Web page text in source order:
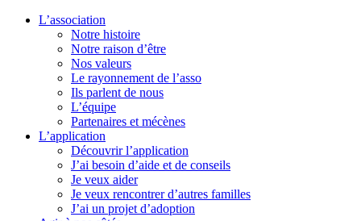
L’association
Notre histoire
Notre raison d’être
Nos valeurs
Le rayonnement de l’asso
Ils parlent de nous
L’équipe
Partenaires et mécènes
L’application
Découvrir l’application
J’ai besoin d’aide et de conseils
Je veux aider
Je veux rencontrer d’autres familles
J’ai un projet d’adoption